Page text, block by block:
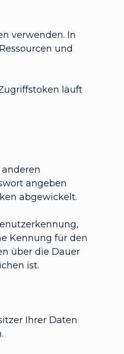
verwenden. In
und
läuft
angeben
abgewickelt.
Kennung für den
über die Dauer
ist.
Ihrer Daten